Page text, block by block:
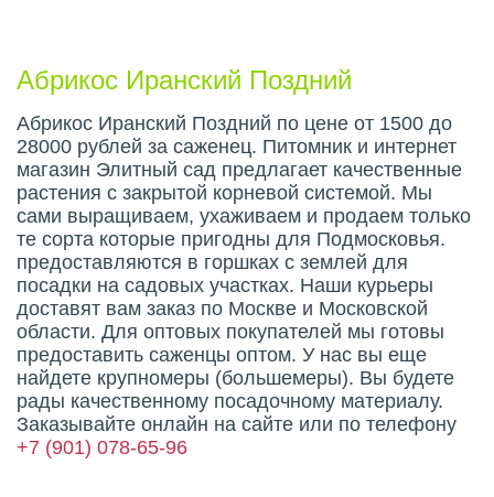
Абрикос Иранский Поздний
Абрикос Иранский Поздний по цене от 1500 до
28000 рублей за саженец. Питомник и интернет
магазин Элитный сад предлагает качественные
растения с закрытой корневой системой. Мы
сами выращиваем, ухаживаем и продаем только
те сорта которые пригодны для Подмосковья.
предоставляются в горшках с землей для
посадки на садовых участках. Наши курьеры
доставят вам заказ по Москве и Московской
области. Для оптовых покупателей мы готовы
предоставить саженцы оптом. У нас вы еще
найдете крупномеры (большемеры). Вы будете
рады качественному посадочному материалу.
Заказывайте онлайн на сайте или по телефону
+7 (901) 078-65-96